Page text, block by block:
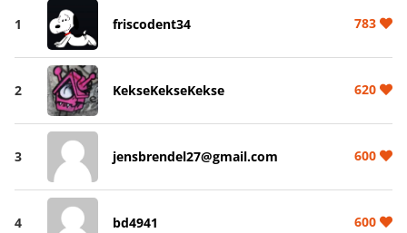
1 friscodent34 783
2 KekseKekseKekse 620
3 jensbrendel27@gmail.com 600
4 bd4941 600